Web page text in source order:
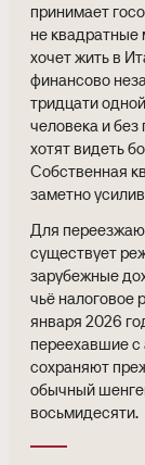
принимает
не квадратные
хочет жить в
финансово
тридцати
человека и без
хотят видеть
Собственная
заметно
Для
существует
зарубежные
чьё налоговое
января 2026
переехавшие с
сохраняют
обычный
восьмидесяти.